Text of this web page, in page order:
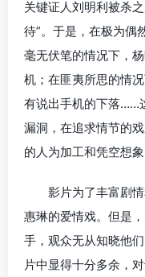
关键证人刘明利被杀
待”。于是，在极为偶
毫无伏笔的情况下，
机；在匪夷所思的情
有说出手机的下落……
漏洞，在追求情节的
的人为加工和凭空想
影片为了丰富剧
惠琳的爱情戏。但是
手，观众无从知晓他
片中显得十分多余，